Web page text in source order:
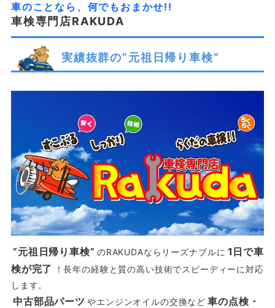
車のことなら、何でもおまかせ!!
車検専門店RAKUDA
実績抜群の”元祖日帰り車検”
”元祖日帰り車検” のRAKUDAならリーズナブルに 1日で車
検が完了
！長年の経験と質の高い技術でスピーディーに対応
します。
中古部品パーツ やエンジンオイルの交換など 車の点検・